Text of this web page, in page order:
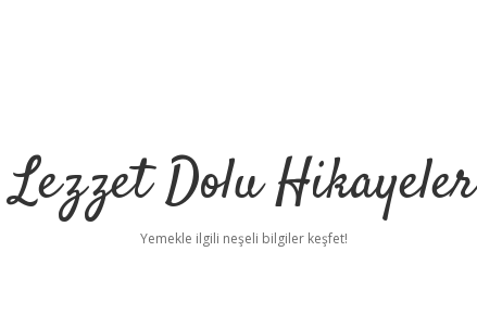
Lezzet Dolu Hikayeler
Yemekle ilgili neşeli bilgiler keşfet!